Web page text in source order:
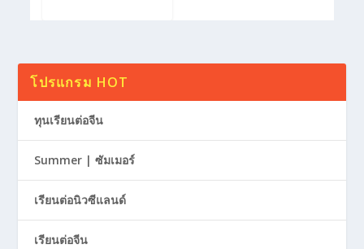
โปรแกรม HOT
ทุนเรียนต่อจีน
Summer | ซัมเมอร์
เรียนต่อนิวซีแลนด์
เรียนต่อจีน